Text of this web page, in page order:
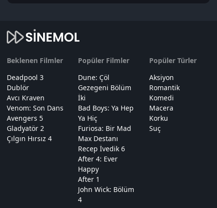
Beklenen Filmler
Deadpool 3
Dublör
Avcı Kraven
Venom: Son Dans
Avengers 5
Gladyatör 2
Çılgın Hırsız 4
Popüler Filmler
Dune: Çöl
Gezegeni Bölüm
İki
Bad Boys: Ya Hep
Ya Hiç
Furiosa: Bir Mad
Max Destanı
Recep İvedik 6
After 4: Ever
Happy
After 1
John Wick: Bölüm
4
Popüler Türler
Aksiyon
Romantik
Komedi
Macera
Korku
Suç